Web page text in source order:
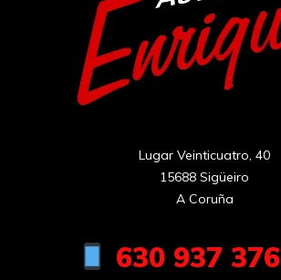
Lugar Veinticuatro, 40
15688 Sigüeiro
A Coruña
630 937 376